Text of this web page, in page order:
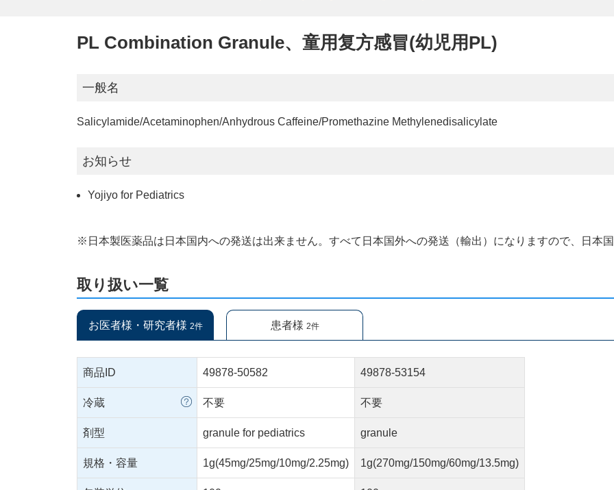
PL Combination Granule、童用复方感冒(幼児用PL)
一般名
Salicylamide/Acetaminophen/Anhydrous Caffeine/Promethazine Methylenedisalicylate
お知らせ
Yojiyo for Pediatrics
※日本製医薬品は日本国内への発送は出来ません。すべて日本国外への発送（輸出）になりますので、日本
取り扱い一覧
お医者様・研究者様 2件 患者様 2件
商品ID 49878-50582 49878-53154
冷蔵 不要 不要
剤型 granule for pediatrics granule
規格・容量 1g(45mg/25mg/10mg/2.25mg) 1g(270mg/150mg/60mg/13.5mg)